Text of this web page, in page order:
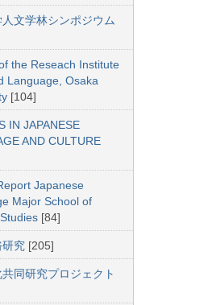
文学林シンポジウム
the Reseach Institute
Language, Osaka
[104]
IN JAPANESE
AND CULTURE
Japanese
Major School of
[84]
研究 [205]
同研究プロジェクト